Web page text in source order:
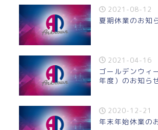
2021-08-12
夏期休業のお知
2021-04-16
ゴールデンウィ
年度）のお知ら
2020-12-21
年末年始休業の